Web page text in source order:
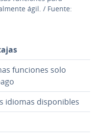
ágil. / Fuente:
funciones solo
idiomas di­s­po­ni­bles